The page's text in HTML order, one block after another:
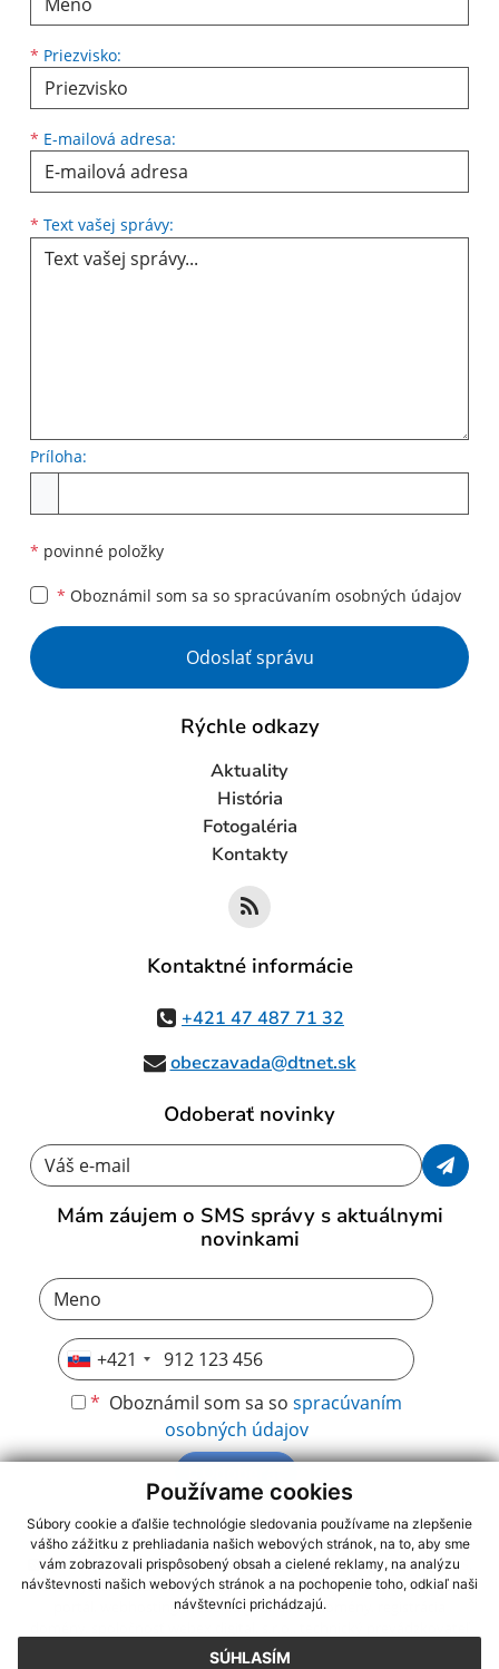
Používame cookies
Súbory cookie a ďalšie technológie sledovania používame na zlepšenie
vášho zážitku z prehliadania našich webových stránok, na to, aby sme
vám zobrazovali prispôsobený obsah a cielené reklamy, na analýzu
návštevnosti našich webových stránok a na pochopenie toho, odkiaľ naši
návštevníci prichádzajú.
SÚHLASÍM
* Priezvisko:
* E-mailová adresa:
* Text vašej správy:
Príloha:
* povinné položky
* Oboznámil som sa so spracúvaním osobných údajov
Google reCaptcha Response
Odoslať správu
Rýchle odkazy
Aktuality
História
Fotogaléria
Kontakty
Kontaktné informácie
+421 47 487 71 32
obeczavada@dtnet.sk
Odoberať novinky
Mám záujem o SMS správy s aktuálnymi
novinkami
+421
* Oboznámil som sa so spracúvaním
osobných údajov
využite možnosť získavania aktuálnych informácií s využitím RSS
CMS systém (redakčný) systém ECHELON 2,Mapa stránok,web
webhosting,webex.digital, s.r.o.,domény